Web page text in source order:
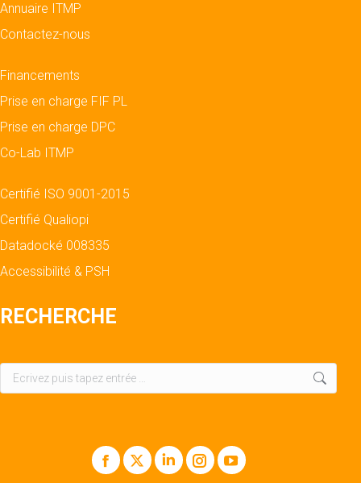
Annuaire ITMP
Contactez-nous
Financements
Prise en charge FIF PL
Prise en charge DPC
Co-Lab ITMP
Certifié ISO 9001-2015
Certifié Qualiopi
Datadocké 008335
Accessibilité & PSH
RECHERCHE
Recherche
:
Facebook
X LinkedInInstagramYouTube